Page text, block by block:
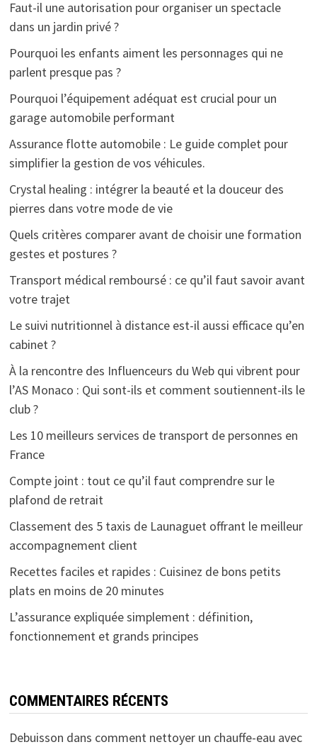
Faut-il une autorisation pour organiser un spectacle
dans un jardin privé ?
Pourquoi les enfants aiment les personnages qui ne
parlent presque pas ?
Pourquoi l’équipement adéquat est crucial pour un
garage automobile performant
Assurance flotte automobile : Le guide complet pour
simplifier la gestion de vos véhicules.
Crystal healing : intégrer la beauté et la douceur des
pierres dans votre mode de vie
Quels critères comparer avant de choisir une formation
gestes et postures ?
Transport médical remboursé : ce qu’il faut savoir avant
votre trajet
Le suivi nutritionnel à distance est-il aussi efficace qu’en
cabinet ?
À la rencontre des Influenceurs du Web qui vibrent pour
l’AS Monaco : Qui sont-ils et comment soutiennent-ils le
club ?
Les 10 meilleurs services de transport de personnes en
France
Compte joint : tout ce qu’il faut comprendre sur le
plafond de retrait
Classement des 5 taxis de Launaguet offrant le meilleur
accompagnement client
Recettes faciles et rapides : Cuisinez de bons petits
plats en moins de 20 minutes
L’assurance expliquée simplement : définition,
fonctionnement et grands principes
COMMENTAIRES RÉCENTS
Debuisson dans comment nettoyer un chauffe-eau avec